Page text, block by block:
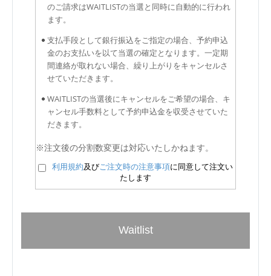
のご請求はWAITLISTの当選と同時に自動的に行われ
ます。
支払手段として銀行振込をご指定の場合、予約申込
金のお支払いを以て当選の確定となります。一定期
間連絡が取れない場合、繰り上がりをキャンセルさ
せていただきます。
WAITLISTの当選後にキャンセルをご希望の場合、キ
ャンセル手数料として予約申込金を収受させていた
だきます。
※注文後の分割数変更は対応いたしかねます。
利用規約及びご注文時の注意事項に同意して注文い
たします
Waitlist